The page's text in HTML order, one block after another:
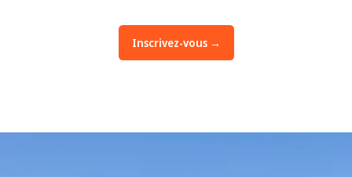
Inscrivez-vous →